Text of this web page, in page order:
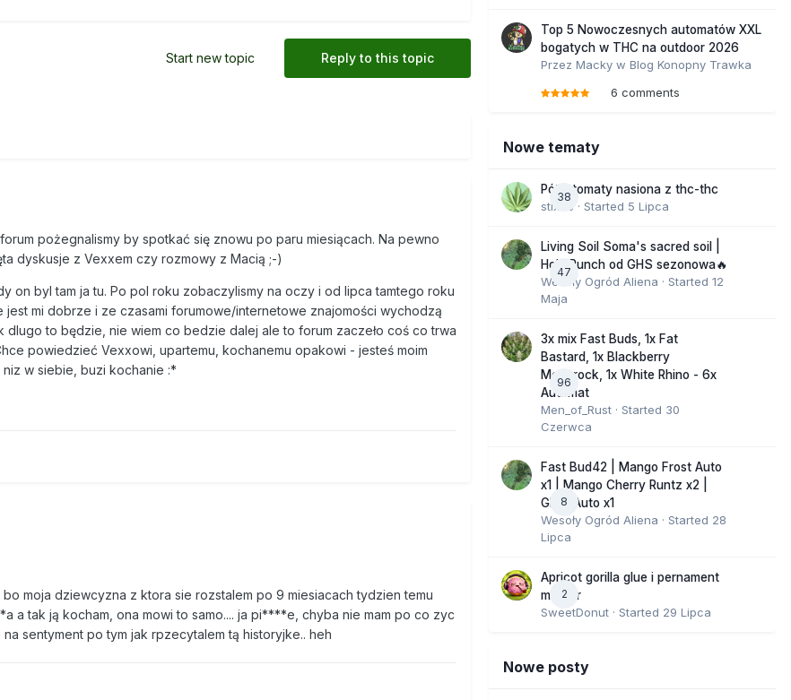
Reply to this topic
Start new topic
pożegnalismy by spotkać się znowu po paru miesiącach. Na pewno
dyskusje z Vexxem czy rozmowy z Macią ;-)
on byl tam ja tu. Po pol roku zobaczylismy na oczy i od lipca tamtego roku
jest mi dobrze i ze czasami forumowe/internetowe znajomości wychodzą
dlugo to będzie, nie wiem co bedzie dalej ale to forum zaczeło coś co trwa
powiedzieć Vexxowi, upartemu, kochanemu opakowi - jesteś moim
w siebie, buzi kochanie :*
moja dziewcyzna z ktora sie rozstalem po 9 miesiacach tydzien temu
a tak ją kocham, ona mowi to samo.... ja pi****e, chyba nie mam po co zyc
sentyment po tym jak rpzecytalem tą historyjke.. heh
Top 5 Nowoczesnych automatów XXL
bogatych w THC na outdoor 2026
Przez Macky w Blog Konopny Trawka
6 comments
Nowe tematy
38
Półautomaty nasiona z thc-thc
stix33 · Started 5 Lipca
47
Living Soil Soma's sacred soil |
Holy Punch od GHS sezonowa🔥
Wesoły Ogród Aliena · Started 12
Maja
96
3x mix Fast Buds, 1x Fat
Bastard, 1x Blackberry
Moonrock, 1x White Rhino - 6x
Automat
Men_of_Rust · Started 30
Czerwca
8
Fast Bud42 | Mango Frost Auto
x1 | Mango Cherry Runtz x2 |
GMO Auto x1
Wesoły Ogród Aliena · Started 28
Lipca
2
Apricot gorilla glue i pernament
marker
SweetDonut · Started 29 Lipca
Nowe posty